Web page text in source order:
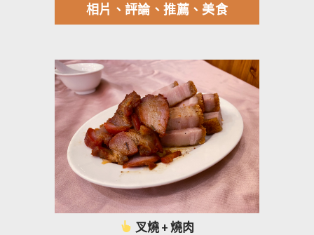
相片、評論、推薦、美食
叉燒 + 燒肉